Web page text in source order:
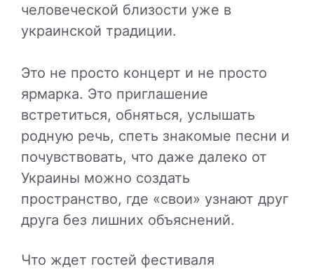
человеческой близости уже в
украинской традиции.
Это не просто концерт и не просто
ярмарка. Это приглашение
встретиться, обняться, услышать
родную речь, спеть знакомые песни и
почувствовать, что даже далеко от
Украины можно создать
пространство, где «свои» узнают друг
друга без лишних объяснений.
Что ждет гостей фестиваля